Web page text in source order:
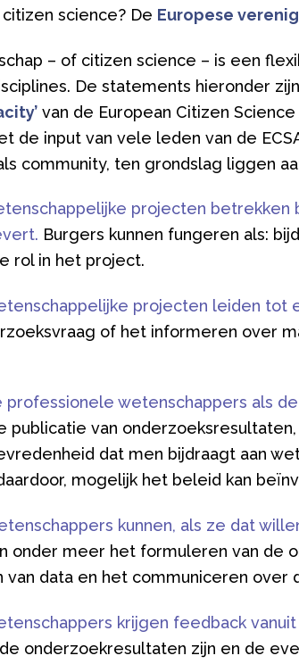
science? De Europese
– of citizen science – is een
De statements hieronder
van de European Citizen Science
de input van vele leden van de
community, ten grondslag liggen
projecten betrekken
Burgers kunnen fungeren als:
rol in het project.
projecten leiden tot
of het informeren over
professionele wetenschappers als
publicatie van
dat men bijdraagt aan
mogelijk het beleid kan
kunnen, als ze dat
onder meer het formuleren van de
van data en het communiceren over
krijgen feedback
onderzoekresultaten zijn en de